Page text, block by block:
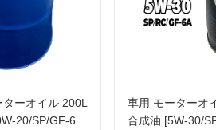
ーオイル 200L
20/SP/GF-6A]
車用 モーターオ
合成油 [5W-30/